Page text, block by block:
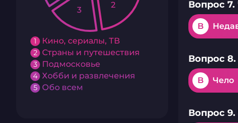
1 Кино, сериалы, ТВ
2 Страны и путешествия
3 Подмосковье
4 Хобби и развлечения
5 Обо всем
2
3 Вопрос 7.
B
Вопрос 8.
B Чело
Вопрос 9.